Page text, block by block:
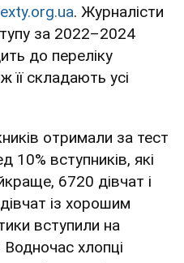
. Журналісти
за 2022–2024
до переліку
її складають усі
отримали за тест
вступників, які
6720 дівчат і
із хорошим
вступили на
хлопці